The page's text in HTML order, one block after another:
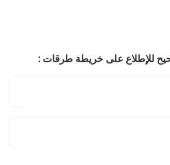
للإطلاع على خريطة طرقات :